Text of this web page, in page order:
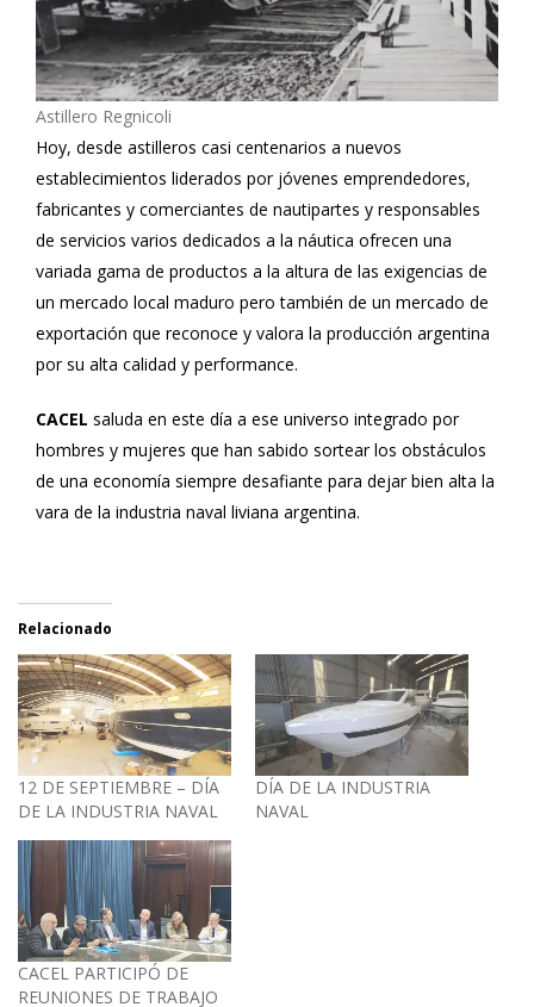
Astillero Regnicoli
Hoy, desde astilleros casi centenarios a nuevos
establecimientos liderados por jóvenes emprendedores,
fabricantes y comerciantes de nautipartes y responsables
de servicios varios dedicados a la náutica ofrecen una
variada gama de productos a la altura de las exigencias de
un mercado local maduro pero también de un mercado de
exportación que reconoce y valora la producción argentina
por su alta calidad y performance.
CACEL saluda en este día a ese universo integrado por
hombres y mujeres que han sabido sortear los obstáculos
de una economía siempre desafiante para dejar bien alta la
vara de la industria naval liviana argentina.
Relacionado
12 DE SEPTIEMBRE – DÍA
DE LA INDUSTRIA NAVAL
DÍA DE LA INDUSTRIA
NAVAL
CACEL PARTICIPÓ DE
REUNIONES DE TRABAJO